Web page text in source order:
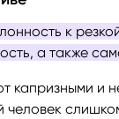
к
а также
капризными и
человек